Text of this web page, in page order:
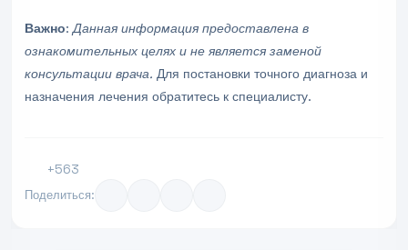
Важно:Данная информация предоставлена в
ознакомительных целях и не является заменой
консультации врача. Для постановки точного диагноза и
назначения лечения обратитесь к специалисту.
+563
Поделиться: